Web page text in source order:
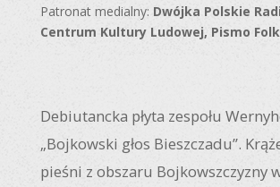
Patronat medialny: Dwójka Polskie
Centrum Kultury Ludowej, Pismo
Debiutancka płyta zespołu
„Bojkowski głos Bieszczadu”.
pieśni z obszaru Bojkowszczyzny